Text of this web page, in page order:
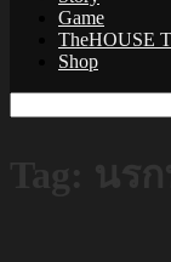
Game
TheHOUSE
Shop